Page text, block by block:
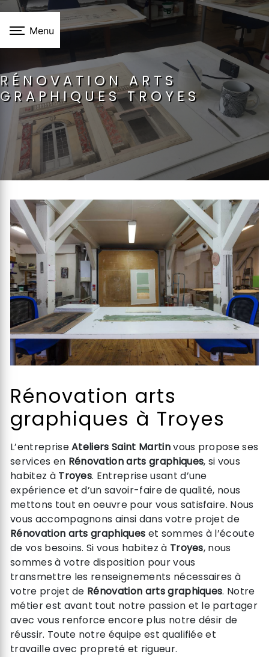
Menu
RÉNOVATION ARTS
GRAPHIQUES TROYES
Rénovation arts
graphiques à Troyes
L’entrepriseAteliers Saint Martinvous propose ses
services en Rénovation arts graphiques, si vous
habitez à Troyes. Entreprise usant d’une
expérience et d’un savoir-faire de qualité, nous
mettons tout en oeuvre pour vous satisfaire. Nous
vous accompagnons ainsi dans votre projet de
Rénovation arts graphiques et sommes à l’écoute
de vos besoins. Si vous habitez à Troyes, nous
sommes à votre disposition pour vous
transmettre les renseignements nécessaires à
votre projet de Rénovation arts graphiques. Notre
métier est avant tout notre passion et le partager
avec vous renforce encore plus notre désir de
réussir. Toute notre équipe est qualifiée et
travaille avec propreté et rigueur.
Panneau de gestion des cookies